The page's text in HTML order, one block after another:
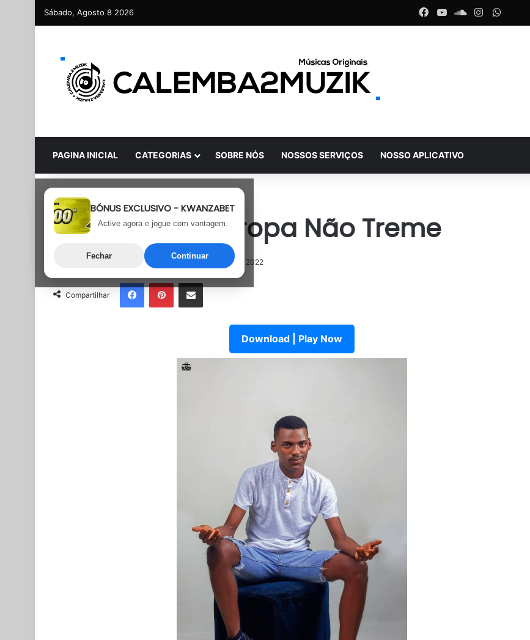
Sábado, Agosto 8 2026 Facebook
YouTubeSoundCloud
Instagram
PAGINA INICIAL CATEGORIAS SOBRE NÓS NOSSOS SERVIÇOS NOSSO APLICATIVO
BÓNUS EXCLUSIVO - KWANZABET
Active agora e jogue com vantagem.
Fechar Continuar
Afro House
MC Jolari – A Tropa Não Treme
Última atualização: 10 de Junho, 2022
Compartilhar
FacebookPinterestPartilhar Via Email
Download | Play Now